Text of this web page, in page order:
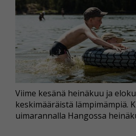
Viime kesänä heinäkuu ja
keskimääräistä lämpimämpiä.
uimarannalla Hangossa